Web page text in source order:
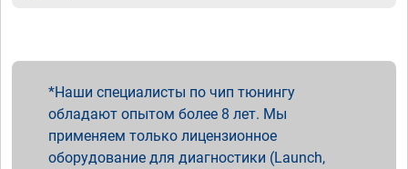
Наши специалисты по чип тюнингу
обладают опытом более 8 лет. Мы
применяем только лицензионное
оборудование для диагностики (Launch,